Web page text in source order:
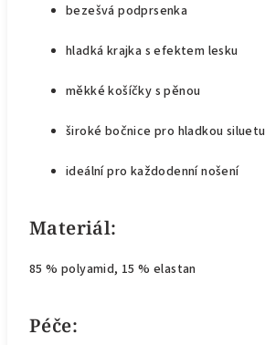
bezešvá podprsenka
hladká krajka s efektem lesku
měkké košíčky s pěnou
široké bočnice pro hladkou siluetu
ideální pro každodenní nošení
Materiál:
85 % polyamid, 15 % elastan
Péče: